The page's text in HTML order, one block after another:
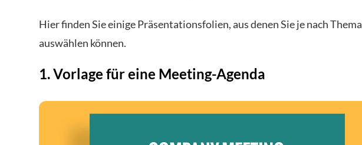
Hier finden Sie einige Präsentationsfolien, aus denen Sie je nach Thema
auswählen können.
1.Vorlage für eine Meeting-Agenda